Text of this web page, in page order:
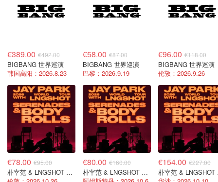
€389.00 €492.00
BIGBANG 世界巡演
韩国高阳：2026.8.23
€58.00 €87.00
BIGBANG 世界巡演
巴黎：2026.9.19
€96.00 €118.00
BIGBANG 世界巡演
伦敦：2026.9.26
€78.00 €95.00
朴宰范 & LNGSHOT 世界巡演
€80.00 €160.00
朴宰范 & LNGSHOT 世界巡演
€154.00 €227.00
朴